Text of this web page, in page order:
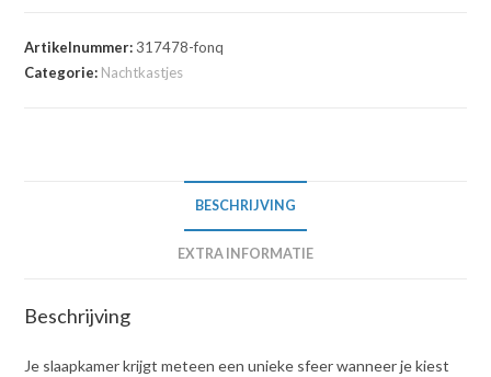
Artikelnummer: 317478-fonq
Categorie: Nachtkastjes
BESCHRIJVING
EXTRA INFORMATIE
Beschrijving
Je slaapkamer krijgt meteen een unieke sfeer wanneer je kiest